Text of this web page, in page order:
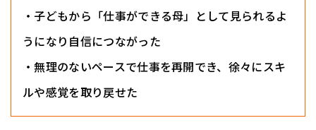
・子どもから「仕事ができる母」として見られるよ
うになり自信につながった
・無理のないペースで仕事を再開でき、徐々にスキ
ルや感覚を取り戻せた